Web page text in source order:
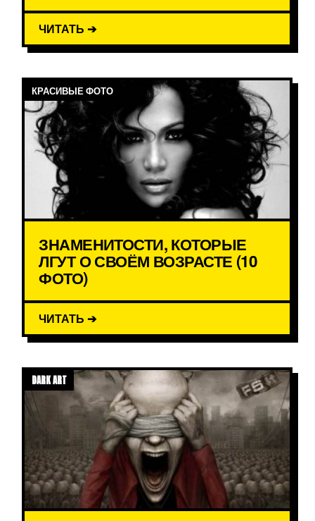
ЧИТАТЬ ➔
КРАСИВЫЕ ФОТО
ЗНАМЕНИТОСТИ, КОТОРЫЕ
ЛГУТ О СВОЁМ ВОЗРАСТЕ (10
ФОТО)
ЧИТАТЬ ➔
DARK ART